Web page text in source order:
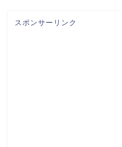
スポンサーリンク